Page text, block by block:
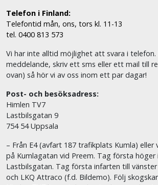
Telefon i Finland:
Telefontid mån, ons, tors kl. 11-13
tel. 0400 813 573
Vi har inte alltid möjlighet att svara i
meddelande, skriv ett sms eller ett mail till
ovan) så hör vi av oss inom ett par dagar!
Post- och besöksadress:
Himlen TV7
Lastbilsgatan 9
754 54 Uppsala
– Från E4 (avfart 187 trafikplats Kumla) eller
på Kumlagatan vid Preem. Tag första höger
Lastbilsgatan. Tag första infarten till
och LKQ Attraco (f.d. Bildemo). Följ